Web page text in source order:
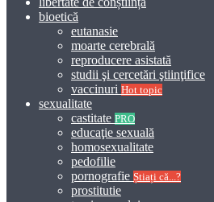
bioetică
eutanasie
moarte cerebrală
reproducere asistată
studii şi cercetări ştiinţifice
vaccinuri Hot topic
sexualitate
castitate PRO
educaţie sexuală
homosexualitate
pedofilie
pornografie Știați că...?
prostitutie